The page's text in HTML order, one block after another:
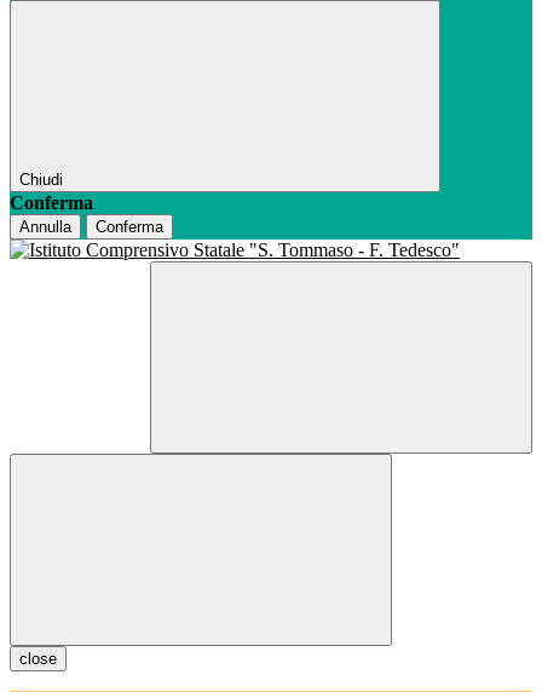
Chiudi
Conferma
Annulla Conferma
close